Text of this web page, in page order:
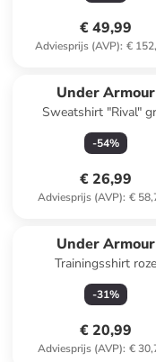
€ 49,99
Adviesprijs (AVP): €
Under Armour
Sweatshirt "Rival"
-54%
€ 26,99
Adviesprijs (AVP): €
Under Armour
Trainingsshirt roze
-31%
€ 20,99
Adviesprijs (AVP): €